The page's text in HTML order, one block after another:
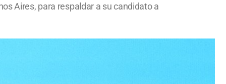
Aires, para respaldar a su candidato a